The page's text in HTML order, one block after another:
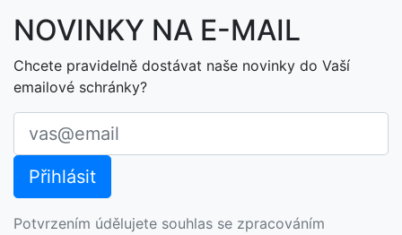
NOVINKY NA E-MAIL
Chcete pravidelně dostávat naše novinky do Vaší
emailové schránky?
Potvrzením údělujete souhlas se zpracováním